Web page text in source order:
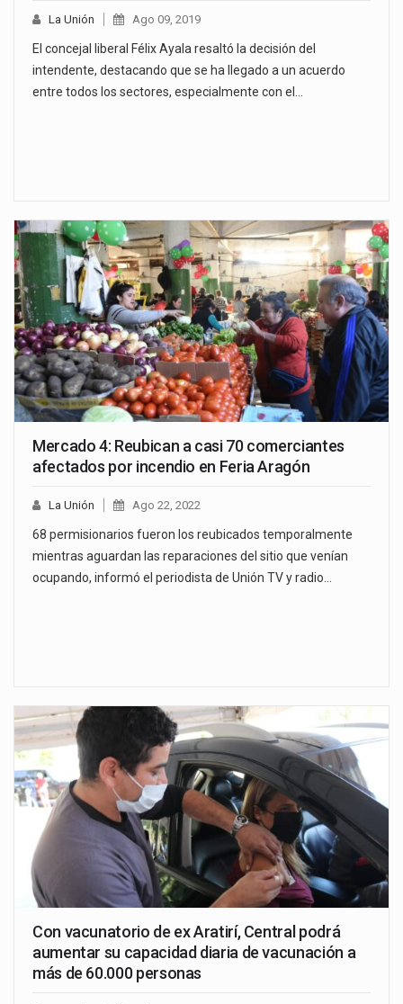
La Unión Ago 09, 2019
El concejal liberal Félix Ayala resaltó la decisión del
intendente, destacando que se ha llegado a un acuerdo
entre todos los sectores, especialmente con el…
Mercado 4: Reubican a casi 70 comerciantes
afectados por incendio en Feria Aragón
La Unión Ago 22, 2022
68 permisionarios fueron los reubicados temporalmente
mientras aguardan las reparaciones del sitio que venían
ocupando, informó el periodista de Unión TV y radio…
Con vacunatorio de ex Aratirí, Central podrá
aumentar su capacidad diaria de vacunación a
más de 60.000 personas